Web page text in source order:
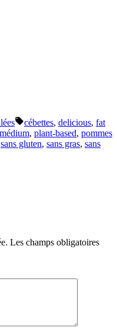
Étiquettes :
cébettes, delicious, fat
, plant-based, pommes
sans gluten, sans gras, sans
Les champs obligatoires